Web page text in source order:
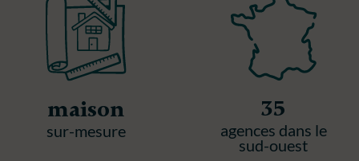
maison
sur-mesure
35
agences dans le
sud-ouest